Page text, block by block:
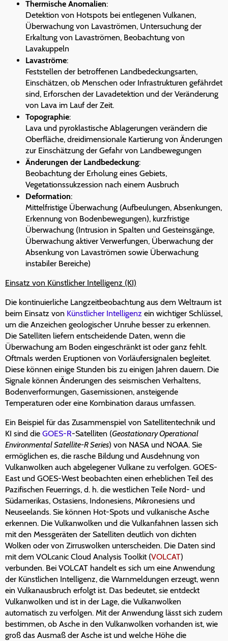
Thermische Anomalien:
Detektion von Hotspots bei entlegenen Vulkanen,
Überwachung von Lavaströmen, Untersuchung der
Erkaltung von Lavaströmen, Beobachtung von
Lavakuppeln
Lavaströme:
Feststellen der betroffenen Landbedeckungsarten,
Einschätzen, ob Menschen oder Infrastrukturen gefährdet
sind, Erforschen der Lavadetektion und der Veränderung
von Lava im Lauf der Zeit.
Topographie:
Lava und pyroklastische Ablagerungen verändern die
Oberfläche, dreidimensionale Kartierung von Änderungen
zur Einschätzung der Gefahr von Landbewegungen
Änderungen der Landbedeckung:
Beobachtung der Erholung eines Gebiets,
Vegetationssukzession nach einem Ausbruch
Deformation:
Mittelfristige Überwachung (Aufbeulungen, Absenkungen,
Erkennung von Bodenbewegungen), kurzfristige
Überwachung (Intrusion in Spalten und Gesteinsgänge,
Überwachung aktiver Verwerfungen, Überwachung der
Absenkung von Lavaströmen sowie Überwachung
instabiler Bereiche)
Einsatz von Künstlicher Intelligenz (KI)
Die kontinuierliche Langzeitbeobachtung aus dem Weltraum ist
beim Einsatz von Künstlicher Intelligenz ein wichtiger Schlüssel,
um die Anzeichen geologischer Unruhe besser zu erkennen.
Die Satelliten liefern entscheidende Daten, wenn die
Überwachung am Boden eingeschränkt ist oder ganz fehlt.
Oftmals werden Eruptionen von Vorläufersignalen begleitet.
Diese können einige Stunden bis zu einigen Jahren dauern. Die
Signale können Änderungen des seismischen Verhaltens,
Bodenverformungen, Gasemissionen, ansteigende
Temperaturen oder eine Kombination daraus umfassen.
Ein Beispiel für das Zusammenspiel von Satellitentechnik und
KI sind die GOES-R-Satelliten (Geostationary Operational
Environmental Satellite-R Series) von NASA und NOAA. Sie
ermöglichen es, die rasche Bildung und Ausdehnung von
Vulkanwolken auch abgelegener Vulkane zu verfolgen. GOES-
East und GOES-West beobachten einen erheblichen Teil des
Pazifischen Feuerrings, d. h. die westlichen Teile Nord- und
Südamerikas, Ostasiens, Indonesiens, Mikronesiens und
Neuseelands. Sie können Hot-Spots und vulkanische Asche
erkennen. Die Vulkanwolken und die Vulkanfahnen lassen sich
mit den Messgeräten der Satelliten deutlich von dichten
Wolken oder von Zirruswolken unterscheiden. Die Daten sind
mit dem VOLcanic Cloud Analysis Toolkit (VOLCAT)
verbunden. Bei VOLCAT handelt es sich um eine Anwendung
der Künstlichen Intelligenz, die Warnmeldungen erzeugt, wenn
ein Vulkanausbruch erfolgt ist. Das bedeutet, sie entdeckt
Vulkanwolken und ist in der Lage, die Vulkanwolken
automatisch zu verfolgen. Mit der Anwendung lässt sich zudem
bestimmen, ob Asche in den Vulkanwolken vorhanden ist, wie
groß das Ausmaß der Asche ist und welche Höhe die